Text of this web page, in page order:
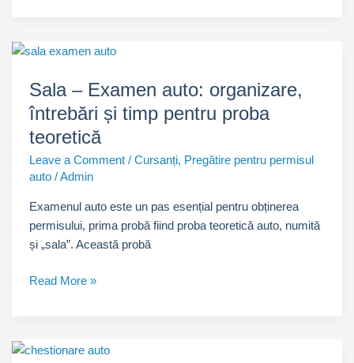
întrebările
la
examenul
auto
Sala – Examen auto: organizare,
întrebări și timp pentru proba
teoretică
Leave a Comment /Cursanți, Pregătire pentru permisul
auto /Admin
Examenul auto este un pas esențial pentru obținerea
permisului, prima probă fiind proba teoretică auto, numită
și „sala”. Această probă
Sala
organizare,
Read More »